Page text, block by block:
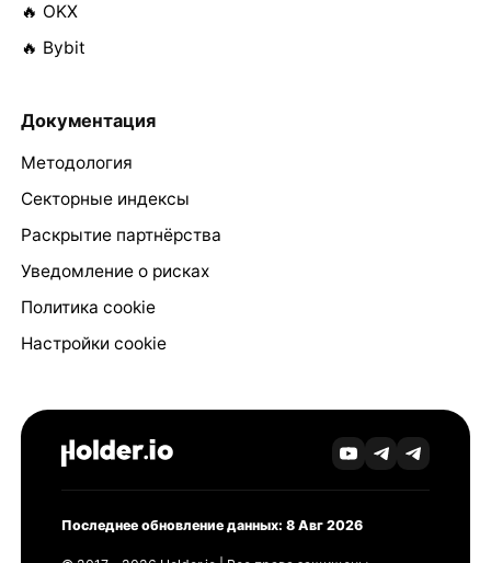
🔥 OKX
🔥 Bybit
Документация
Методология
Секторные индексы
Раскрытие партнёрства
Уведомление о рисках
Политика cookie
Настройки cookie
Последнее обновление данных: 8 Авг 2026